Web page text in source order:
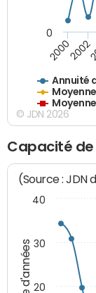
Annuité
20002002
0
© JDN 2026
Capacité
(Source : JDN
20
30
40